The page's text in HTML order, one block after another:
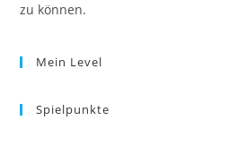
zu können.
Mein Level
Spielpunkte